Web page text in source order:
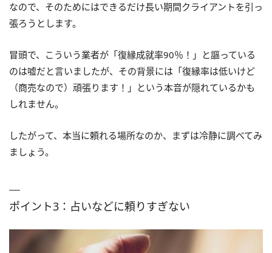
なので、そのためにはできるだけ長い期間クライアントを引っ
張ろうとします。
冒頭で、こういう業者が「復縁成就率90％！」と謳っている
のは嘘だと言いましたが、その背景には「復縁率は低いけど
（商売なので）頑張ります！」という本音が隠れているかも
しれません。
したがって、本当に頼れる場所なのか、まずは冷静に調べてみ
ましょう。
ポイント3：占いなどに頼りすぎない